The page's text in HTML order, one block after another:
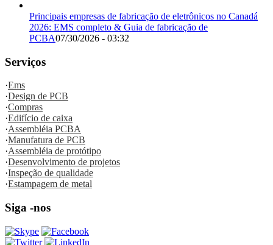
Principais empresas de fabricação de eletrônicos no Canadá
2026: EMS completo & Guia de fabricação de
PCBA07/30/2026 - 03:32
Serviços
·Ems
·Design de PCB
·Compras
·Edifício de caixa
·Assembléia PCBA
·Manufatura de PCB
·Assembléia de protótipo
·Desenvolvimento de projetos
·Inspeção de qualidade
·Estampagem de metal
Siga -nos